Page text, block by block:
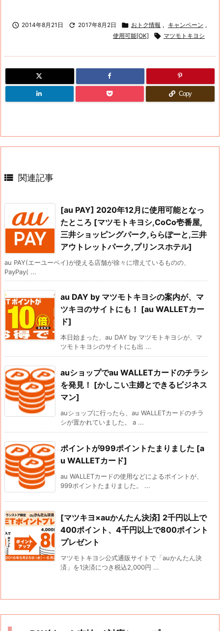
 2014年8月21日  2017年8月2日  おトク情報 , キャンペーン ,
使用可能[OK]
 マツモトキヨシ
Copy
 関連記事
[au PAY] 2020年12月に使用可能となっ
たところ [マツモトキヨシ,CoCo壱番屋,
三井ショッピングパーク,ららぽーと,三井
アウトレットパーク,プリンスホテル]
au PAY(エーユーペイ)が使える店舗が徐々に増えているものの、
PayPay( ...
au DAY by マツモトキヨシの案内が、マ
ツキヨのサイトにも！ [au WALLETカー
ド]
本日始まった、au DAY by マツモトキヨシが、マ
ツモトキヨシのサイトにも出 ...
auショップでau WALLETカードのチラシ
を発見！ [かしこい主婦とできるビジネス
マン]
auショップに行ったら、au WALLETカードのチラ
シが置かれていました。 a ...
ポイントが999ポイントたまりました [a
u WALLETカード]
au WALLETカードの使用などによるポイントが、
999ポイントたまりました。 ...
[マツキヨ×auかんたん決済] 2千円以上で
400ポイント、4千円以上で800ポイント
プレゼント
マツモトキヨシ公式通販サイトで「auかんたん決
済」を1決済につき税込2,000円 ...